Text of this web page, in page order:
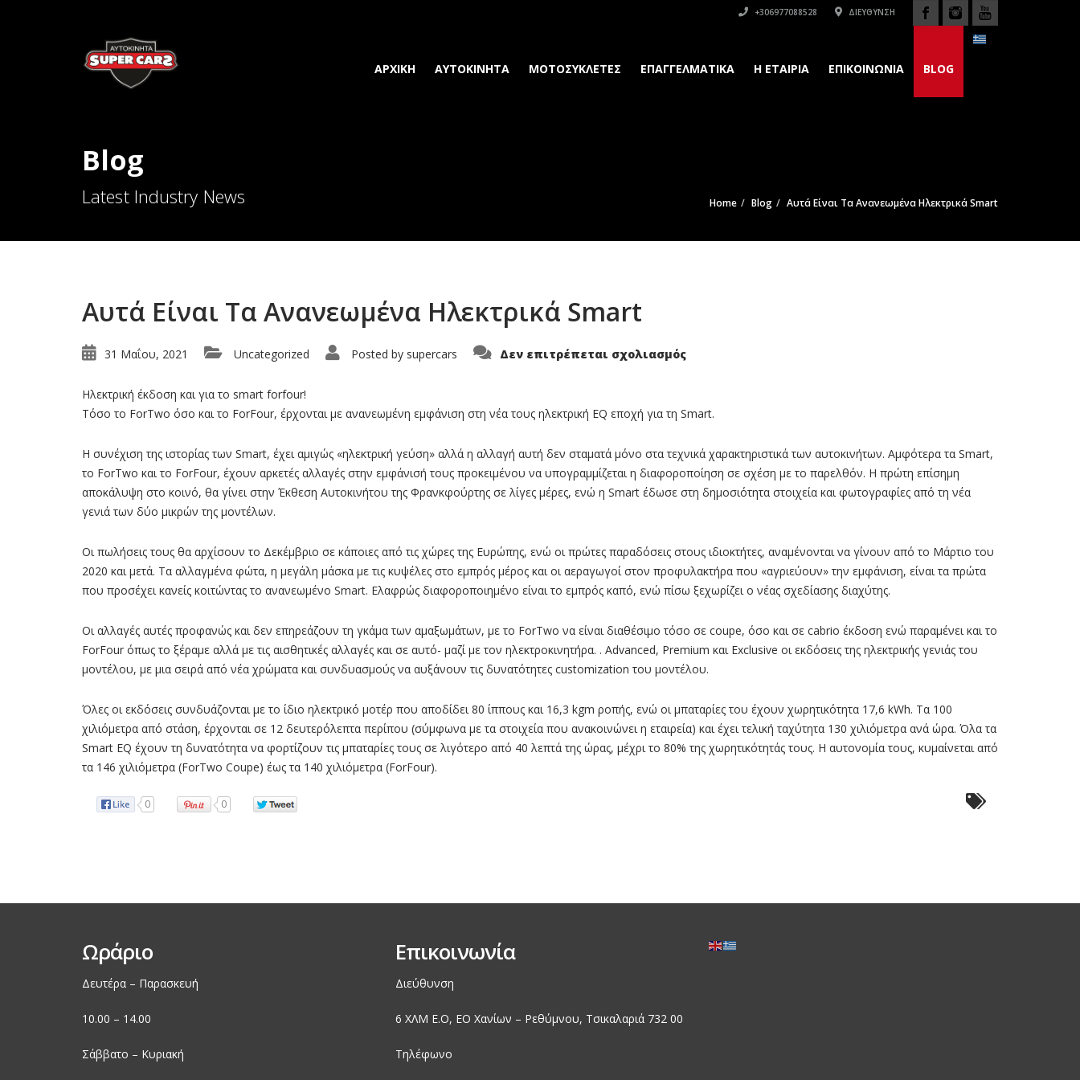
+306977088528 ΔΙΕΎΘΥΝΣΗ
ΑΡΧΙΚΗ ΑΥΤΟΚΙΝΗΤΑ ΜΟΤΟΣΥΚΛΕΤΕΣ ΕΠΑΓΓΕΛΜΑΤΙΚΆ H ΕΤΑΙΡΙΑ ΕΠΙΚΟΙΝΩΝΙΑ BLOG
Blog
Latest Industry News Home Blog Αυτά Είναι Τα Ανανεωμένα Ηλεκτρικά Smart
Αυτά Είναι Τα Ανανεωμένα Ηλεκτρικά Smart
31 Μαΐου, 2021 Uncategorized Posted by supercars Δεν επιτρέπεται σχολιασμόςστο
Αυτά
Smart
Ηλεκτρική έκδοση και για το smart forfour!
Τόσο το ForTwo όσο και το ForFour, έρχονται με ανανεωμένη εμφάνιση στη νέα τους ηλεκτρική EQ εποχή για τη Smart.
Η συνέχιση της ιστορίας των Smart, έχει αμιγώς «ηλεκτρική γεύση» αλλά η αλλαγή αυτή δεν σταματά μόνο στα τεχνικά χαρακτηριστικά των αυτοκινήτων. Αμφότερα τα Smart,
το ForTwo και το ForFour, έχουν αρκετές αλλαγές στην εμφάνισή τους προκειμένου να υπογραμμίζεται η διαφοροποίηση σε σχέση με το παρελθόν. Η πρώτη επίσημη
αποκάλυψη στο κοινό, θα γίνει στην Έκθεση Αυτοκινήτου της Φρανκφούρτης σε λίγες μέρες, ενώ η Smart έδωσε στη δημοσιότητα στοιχεία και φωτογραφίες από τη νέα
γενιά των δύο μικρών της μοντέλων.
Οι πωλήσεις τους θα αρχίσουν το Δεκέμβριο σε κάποιες από τις χώρες της Ευρώπης, ενώ οι πρώτες παραδόσεις στους ιδιοκτήτες, αναμένονται να γίνουν από το Μάρτιο του
2020 και μετά. Τα αλλαγμένα φώτα, η μεγάλη μάσκα με τις κυψέλες στο εμπρός μέρος και οι αεραγωγοί στον προφυλακτήρα που «αγριεύουν» την εμφάνιση, είναι τα πρώτα
που προσέχει κανείς κοιτώντας το ανανεωμένο Smart. Ελαφρώς διαφοροποιημένο είναι το εμπρός καπό, ενώ πίσω ξεχωρίζει ο νέας σχεδίασης διαχύτης.
Οι αλλαγές αυτές προφανώς και δεν επηρεάζουν τη γκάμα των αμαξωμάτων, με το ForTwo να είναι διαθέσιμο τόσο σε coupe, όσο και σε cabrio έκδοση ενώ παραμένει και το
ForFour όπως το ξέραμε αλλά με τις αισθητικές αλλαγές και σε αυτό- μαζί με τον ηλεκτροκινητήρα. . Advanced, Premium και Exclusive οι εκδόσεις της ηλεκτρικής γενιάς του
μοντέλου, με μια σειρά από νέα χρώματα και συνδυασμούς να αυξάνουν τις δυνατότητες customization του μοντέλου.
Όλες οι εκδόσεις συνδυάζονται με το ίδιο ηλεκτρικό μοτέρ που αποδίδει 80 ίππους και 16,3 kgm ροπής, ενώ οι μπαταρίες του έχουν χωρητικότητα 17,6 kWh. Τα 100
χιλιόμετρα από στάση, έρχονται σε 12 δευτερόλεπτα περίπου (σύμφωνα με τα στοιχεία που ανακοινώνει η εταιρεία) και έχει τελική ταχύτητα 130 χιλιόμετρα ανά ώρα. Όλα τα
Smart EQ έχουν τη δυνατότητα να φορτίζουν τις μπαταρίες τους σε λιγότερο από 40 λεπτά της ώρας, μέχρι το 80% της χωρητικότητάς τους. Η αυτονομία τους, κυμαίνεται από
τα 146 χιλιόμετρα (ForTwo Coupe) έως τα 140 χιλιόμετρα (ForFour).
0 0
Ωράριο
Δευτέρα – Παρασκευή
10.00 – 14.00
Σάββατο – Κυριακή
Επικοινωνία
Διεύθυνση
6 ΧΛΜ Ε.Ο, EO Χανίων – Ρεθύμνου, Τσικαλαριά 732 00
Τηλέφωνο